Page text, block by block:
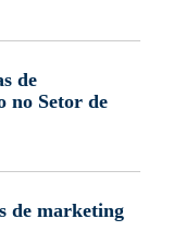
de
no Setor de
de marketing